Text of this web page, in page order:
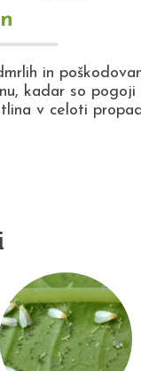
in
kadar so pogoji
v celoti